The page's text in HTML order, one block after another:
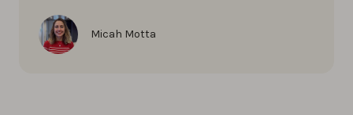
Micah Motta